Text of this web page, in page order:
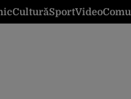
CulturăSportVideo